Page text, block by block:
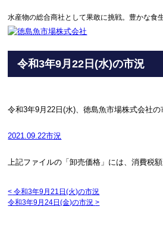
水産物の総合商社として果敢に挑戦。豊かな食
令和3年9月22日(水)の市況
令和3年9月22日(水)、徳島魚市場株式会社の
2021.09.22市況
上記ファイルの「卸売価格」には、消費税額
< 令和3年9月21日(火)の市況
令和3年9月24日(金)の市況>